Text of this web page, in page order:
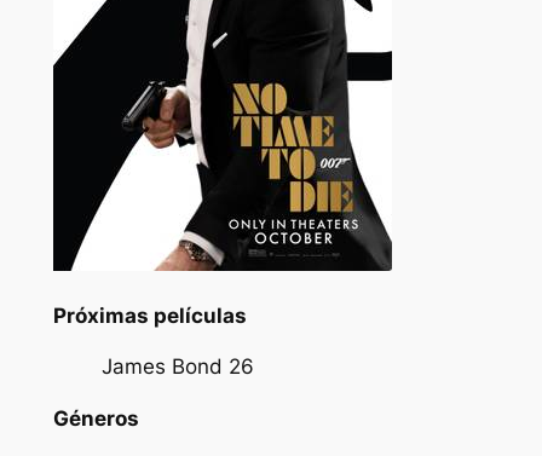
Próximas películas
James Bond 26
Géneros